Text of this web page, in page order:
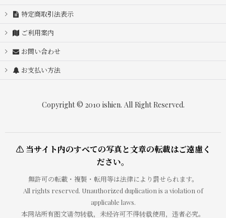
特定商取引法表示
ご利用案内
お問い合わせ
お支払い方法
Copyright © 2010 ishien. All Right Reserved.
⚠ 当サイト内のすべての写真と文章の転載はご遠慮く
ださい。
無許可の転載・複製・転用等は法律により罰せられます。
All rights reserved. Unauthorized duplication is a violation of
applicable laws.
本网站所有图文请勿转载，未经许可不得转载使用，违者必究。